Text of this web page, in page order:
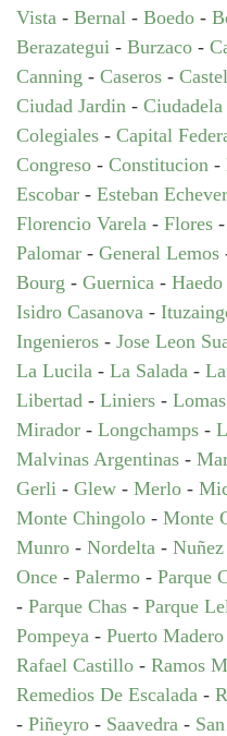
Vista - Bernal - Boedo -
Berazategui - Burzaco -
Canning - Caseros -
Ciudad Jardin - Ciudadela
Colegiales - Capital
Congreso - Constitucion -
Escobar - Esteban
Florencio Varela - Flores -
Palomar - General Lemos
Bourg - Guernica - Haedo
Isidro Casanova -
Ingenieros - Jose Leon
La Lucila - La Salada -
Libertad - Liniers -
Mirador - Longchamps -
Malvinas Argentinas -
Gerli - Glew - Merlo -
Monte Chingolo - Monte
Munro - Nordelta - Nuñez
Once - Palermo - Parque
- Parque Chas - Parque
Pompeya - Puerto Madero
Rafael Castillo - Ramos
Remedios De Escalada -
- Piñeyro - Saavedra -